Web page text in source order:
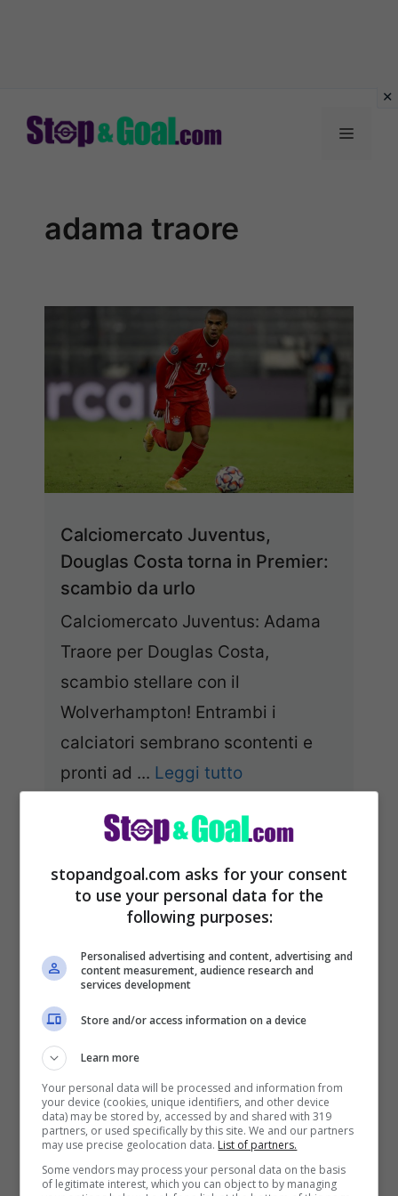
Menu
adama traore
Calciomercato Juventus,
Douglas Costa torna in Premier:
scambio da urlo
Calciomercato Juventus: Adama
Traore per Douglas Costa,
scambio stellare con il
Wolverhampton! Entrambi i
calciatori sembrano scontenti e
pronti ad ... Leggi tutto
22/01/2021
stopandgoal.com asks for your consent
to use your personal data for the
following purposes:
Personalised advertising and content, advertising and
content measurement, audience research and
services development
Store and/or access information on a device
Learn more
Your personal data will be processed and information from
your device (cookies, unique identifiers, and other device
data) may be stored by, accessed by and shared with 319
partners, or used specifically by this site. We and our partners
may use precise geolocation data. List of partners.
Some vendors may process your personal data on the basis
of legitimate interest, which you can object to by managing